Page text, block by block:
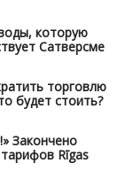
которую
Сатверсме
торговлю
будет стоить?
Закончено
Rīgas